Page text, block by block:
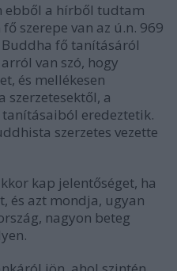
ebből a hírből tudtam
szerepe van az ú.n. 969
fő tanításáról
van szó, hogy
és mellékesen
szerzetesektől, a
eredeztetik.
szerzetes vezette
kap jelentőséget, ha
és azt mondja, ugyan
nagyon beteg